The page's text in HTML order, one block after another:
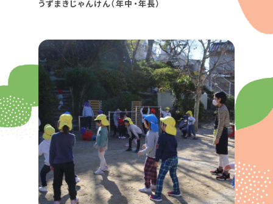
うずまきじゃんけん（年中・年長）